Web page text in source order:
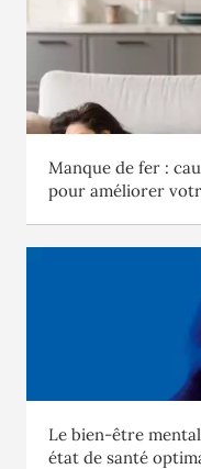
Manque de fer :
pour améliorer
Le bien-être
état de santé